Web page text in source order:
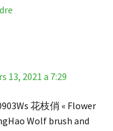
13, 2021 a 7:29
花枝俏 « Flower
Wolf brush and